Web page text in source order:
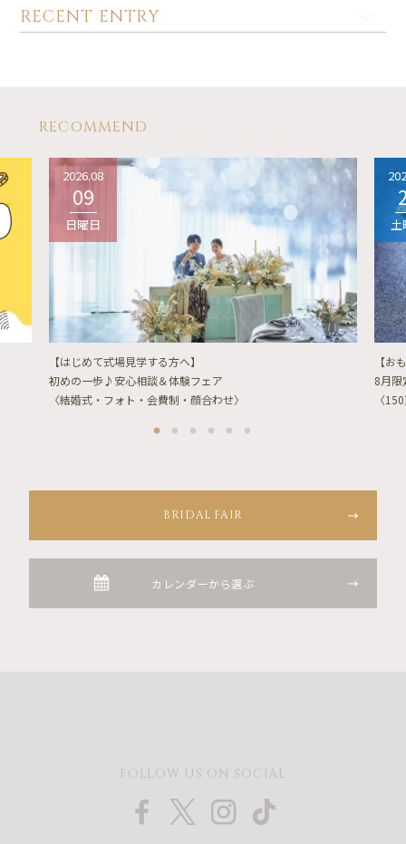
RECENT ENTRY
RECOMMEND
2026.08
09
日曜日
【はじめて式場見学する方へ】
初めの一歩♪安心相談＆体験フェア
〈結婚式・フォト・会費制・顔合わせ〉
土
【お
8月限
〈
BRIDAL FAIR
カレンダーから選ぶ
FOLLOW US ON SOCIAL